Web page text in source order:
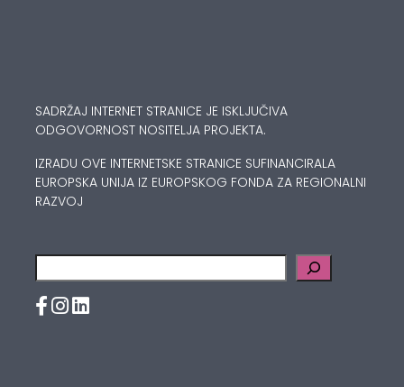
SADRŽAJ INTERNET STRANICE JE ISKLJUČIVA
ODGOVORNOST NOSITELJA PROJEKTA.
IZRADU OVE INTERNETSKE STRANICE SUFINANCIRALA
EUROPSKA UNIJA IZ EUROPSKOG FONDA ZA REGIONALNI
RAZVOJ
Pretraga